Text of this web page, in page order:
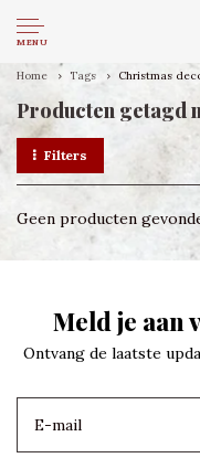
MENU
Home Tags Christmas
Producten getagd
Filters
Geen producten
Meld je aan
Ontvang de laatste